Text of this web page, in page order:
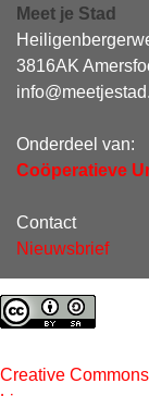
Meet je Stad
3816AK
Onderdeel van:
Coöperatieve
Contact
Nieuwsbrief
Creative